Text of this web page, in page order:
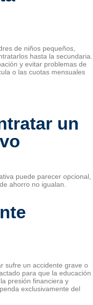
de niños pequeños,
hasta la secundaria.
y evitar problemas de
o las cuotas mensuales
un
puede parecer opcional,
ahorro no igualan.
sufre un accidente grave o
para que la educación
presión financiera y
exclusivamente del